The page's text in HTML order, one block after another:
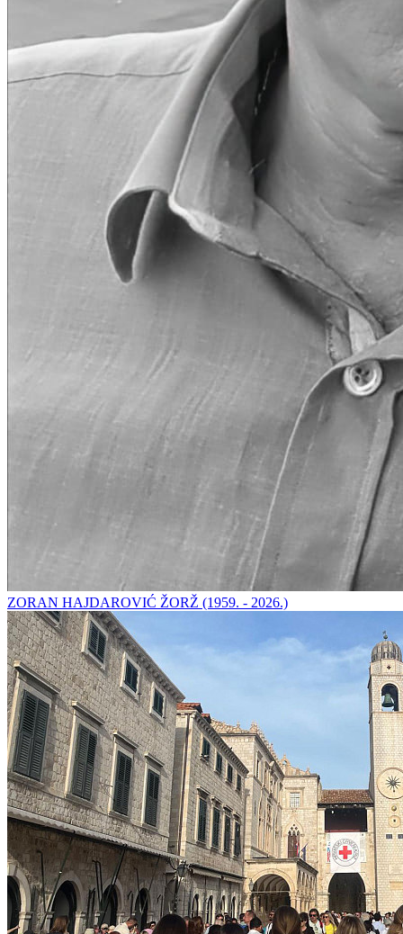
ZORAN HAJDAROVIĆ ŽORŽ (1959. - 2026.)